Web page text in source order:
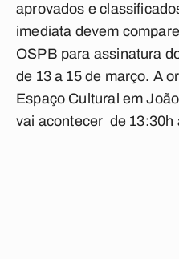
aprovados e
imediata devem
OSPB para assinatura
de 13 a 15 de março. A
Espaço Cultural em
vai acontecer de 13:30h